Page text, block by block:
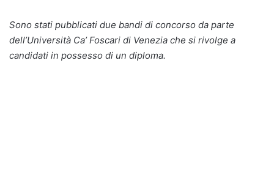
Sono stati pubblicati due bandi di concorso da parte
dell’Università Ca’ Foscari di Venezia che si rivolge a
candidati in possesso di un diploma.